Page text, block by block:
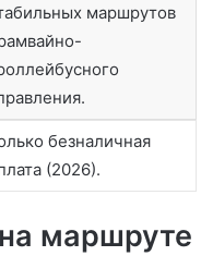
маршрутов
безналичная
(2026).
маршруте